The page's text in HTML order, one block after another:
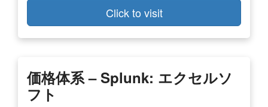
Click to visit
価格体系 – Splunk: エクセルソ
フト